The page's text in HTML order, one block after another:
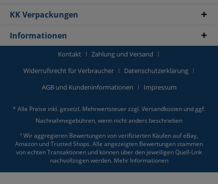
KK Verpackungen
Informationen
Kontakt
Zahlung und Versand
Widerrufsrecht für Verbraucher
Datenschutzerklärung
AGB und Kundeninformationen
Impressum
* Alle Preise inkl. gesetzl. Mehrwertsteuer zzgl. Versandkosten und ggf.
Nachnahmegebühren, wenn nicht anders beschrieben
¹ Wir aggregieren Bewertungen von verifizierten Käufen auf eBay,
Amazon und Trusted Shops. Alle angezeigten Bewertungen stammen
von echten Transaktionen und können über den jeweiligen Quell-Link
nachvollzogen werden. Mehr Informationen